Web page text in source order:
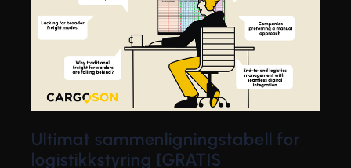
Ultimat sammenligningstabell for
logistikkstyring [GRATIS